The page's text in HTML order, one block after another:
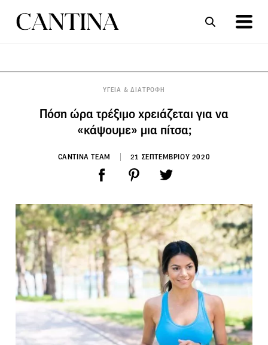
ΥΓΕΙΑ & ΔΙΑΤΡΟΦΗ
Πόση ώρα τρέξιμο χρειάζεται για να
«κάψουμε» μια πίτσα;
CANTINA TEAM 21 ΣΕΠΤΕΜΒΡΙΟΥ 2020